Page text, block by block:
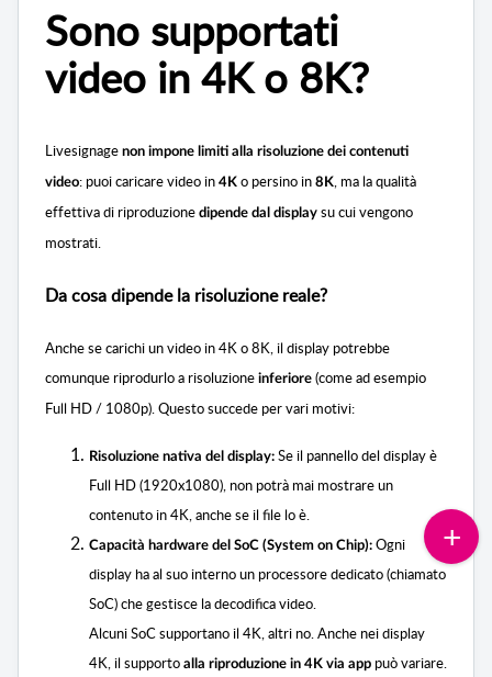
Sono supportati
video in 4K o 8K?
Livesignage non impone limiti alla risoluzione dei contenuti
video: puoi caricare video in 4K o persino in 8K, ma la qualità
effettiva di riproduzione dipende dal display su cui vengono
mostrati.
Da cosa dipende la risoluzione reale?
Anche se carichi un video in 4K o 8K, il display potrebbe
comunque riprodurlo a risoluzione inferiore (come ad esempio
Full HD / 1080p). Questo succede per vari motivi:
Risoluzione nativa del display: Se il pannello del display è
Full HD (1920x1080), non potrà mai mostrare un
contenuto in 4K, anche se il file lo è.
Capacità hardware del SoC (System on Chip): Ogni
display ha al suo interno un processore dedicato (chiamato
SoC) che gestisce la decodifica video.
Alcuni SoC supportano il 4K, altri no. Anche nei display
4K, il supporto alla riproduzione in 4K via app può variare.